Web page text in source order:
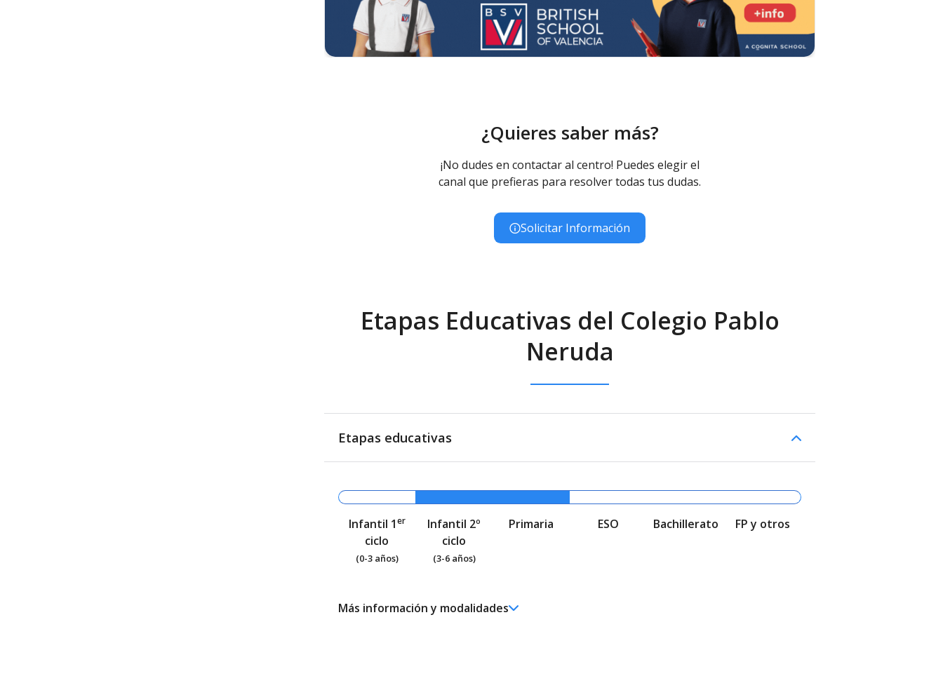
¿Quieres saber más?
¡No dudes en contactar al centro! Puedes elegir el
canal que prefieras para resolver todas tus dudas.
Solicitar Información
Etapas Educativas del Colegio Pablo
Neruda
Etapas educativas
Infantil 1er
ciclo
(0-3 años)
Infantil 2º
ciclo
(3-6 años)
Primaria ESO Bachillerato FP y otros
Más información y modalidades